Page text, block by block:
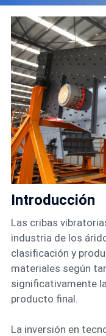
Contacto
Español
Introducción
Las cribas
industria de los
clasificación y
materiales según
significativamente
producto final.
La inversión en